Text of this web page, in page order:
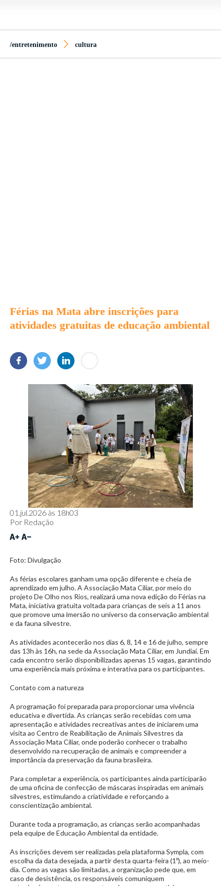
/entretenimento cultura
Férias na Mata abre inscrições para
atividades gratuitas de educação ambiental
01.jul.2026 às 18h03
Por Redação
Foto: Divulgação
As férias escolares ganham uma opção diferente e cheia de
aprendizado em julho. A Associação Mata Ciliar, por meio do
projeto De Olho nos Rios, realizará uma nova edição do Férias na
Mata, iniciativa gratuita voltada para crianças de seis a 11 anos
que promove uma imersão no universo da conservação ambiental
e da fauna silvestre.
As atividades acontecerão nos dias 6, 8, 14 e 16 de julho, sempre
das 13h às 16h, na sede da Associação Mata Ciliar, em Jundiaí. Em
cada encontro serão disponibilizadas apenas 15 vagas, garantindo
uma experiência mais próxima e interativa para os participantes.
Contato com a natureza
A programação foi preparada para proporcionar uma vivência
educativa e divertida. As crianças serão recebidas com uma
apresentação e atividades recreativas antes de iniciarem uma
visita ao Centro de Reabilitação de Animais Silvestres da
Associação Mata Ciliar, onde poderão conhecer o trabalho
desenvolvido na recuperação de animais e compreender a
importância da preservação da fauna brasileira.
Para completar a experiência, os participantes ainda participarão
de uma oficina de confecção de máscaras inspiradas em animais
silvestres, estimulando a criatividade e reforçando a
conscientização ambiental.
Durante toda a programação, as crianças serão acompanhadas
pela equipe de Educação Ambiental da entidade.
As inscrições devem ser realizadas pela plataforma Sympla, com
escolha da data desejada, a partir desta quarta-feira (1º), ao meio-
dia. Como as vagas são limitadas, a organização pede que, em
caso de desistência, os responsáveis comuniquem